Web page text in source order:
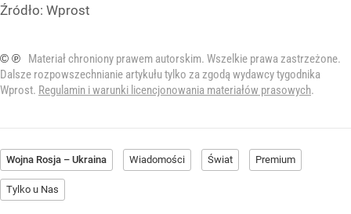
Źródło: Wprost
© ℗
Materiał chroniony prawem autorskim. Wszelkie prawa zastrzeżone.
Dalsze rozpowszechnianie artykułu tylko za zgodą wydawcy tygodnika
Wprost. Regulamin i warunki licencjonowania materiałów prasowych.
Wojna Rosja – Ukraina Wiadomości Świat Premium
Tylko u Nas